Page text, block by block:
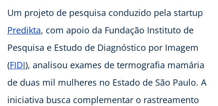
Um projeto de pesquisa conduzido pela startup
Predikta, com apoio da Fundação Instituto de
Pesquisa e Estudo de Diagnóstico por Imagem
(FIDI), analisou exames de termografia mamária
de duas mil mulheres no Estado de São Paulo. A
iniciativa busca complementar o rastreamento